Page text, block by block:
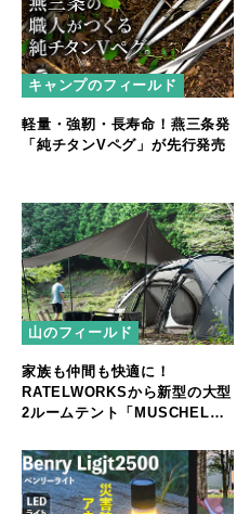
キャンプのフィールド
軽量・強靭・長寿命！燕三条発
「純チタンVペグ」が先行発売
山のフィールド
家族も仲間も快適に！
RATELWORKSから新型の大型
2ルームテント「MUSCHEL」